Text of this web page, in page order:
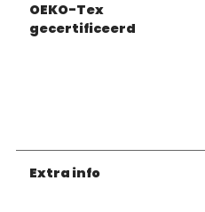
OEKO-Tex
gecertificeerd
Extra info